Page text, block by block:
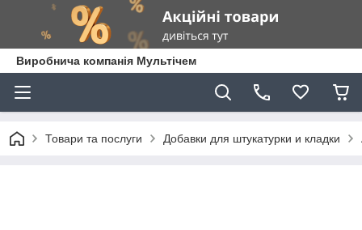
Виробнича компанія Мультічем
Товари та послуги Добавки для штукатурки и кладки